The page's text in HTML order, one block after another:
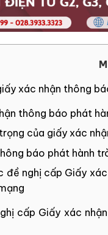
xác nhận thông
thông báo phát
của giấy xác
báo phát hành
đề nghị cấp Giấy
cấp Giấy xác